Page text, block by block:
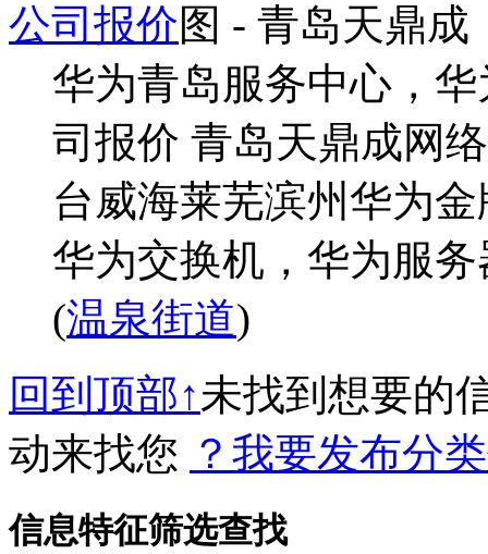
公司报价图 - 青岛天鼎成
华为青岛服务中心，
司报价 青岛天鼎成网
台威海莱芜滨州华为
华为交换机，华为服
(温泉街道)
回到顶部↑未找到想要的
动来找您 ？我要发布分
信息特征筛选查找